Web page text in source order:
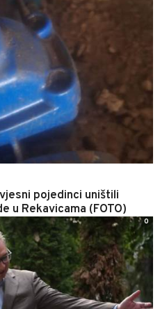
pojedinci uništili
u Rekavicama (FOTO)
0